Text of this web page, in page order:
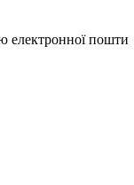
електронної пошти